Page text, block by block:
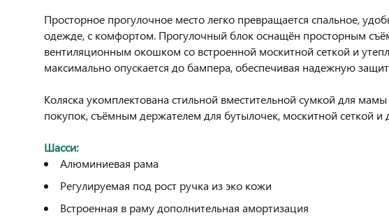
Просторное прогулочное место легко превращается спальное,
одежде, с комфортом. Прогулочный блок оснащён просторным
вентиляционным окошком со встроенной москитной сеткой и
максимально опускается до бампера, обеспечивая надежную
Коляска укомплектована стильной вместительной сумкой для
покупок, съёмным держателем для бутылочек, москитной сеткой
Шасси:
Алюминиевая рама
Регулируемая под рост ручка из эко кожи
Встроенная в раму дополнительная амортизация